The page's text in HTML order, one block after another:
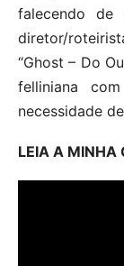
falecendo
diretor/
“Ghost – Do
felliniana
necessidade
LEIA A MINHA